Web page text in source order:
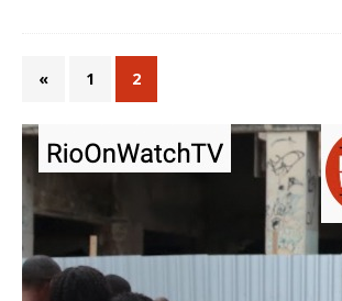
« 1 2